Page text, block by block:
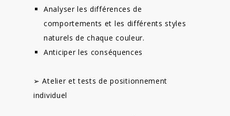
Analyser les différences de
comportements et les différents styles
naturels de chaque couleur.
Anticiper les conséquences
➢ Atelier et tests de positionnement
individuel